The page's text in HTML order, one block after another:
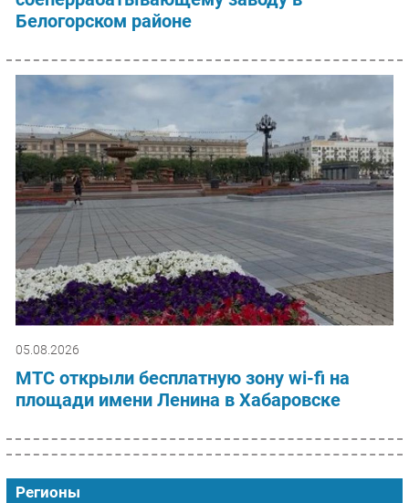
Белогорском районе
05.08.2026
МТС открыли бесплатную зону wi-fi на
площади имени Ленина в Хабаровске
Регионы